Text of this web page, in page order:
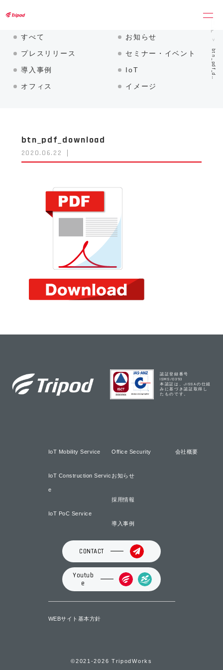
ホーム
btn_pdf_d…
すべて お知らせ
プレスリリース セミナー・イベント
導入事例 IoT
オフィス イメージ
btn_pdf_download
2020.06.22
認証登録番号
ISMS/0393
本認証は、JISSAの仕組
みに基づき認証取得し
たものです。
IoT Mobility Service
IoT Construction Servic
e
IoT PoC Service
Office Security
お知らせ
採用情報
導入事例
会社概要
CONTACT
Youtub
e
WEBサイト基本方針
©2021-2026 TripodWorks